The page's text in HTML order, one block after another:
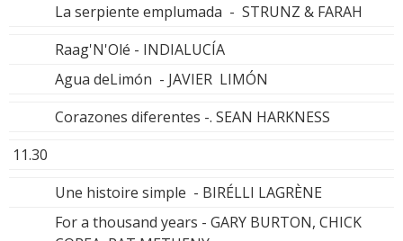
La serpiente emplumada - STRUNZ & FARAH
Raag'N'Olé - INDIALUCÍA
Agua deLimón - JAVIER LIMÓN
Corazones diferentes -. SEAN HARKNESS
11.30
Une histoire simple - BIRÉLLI LAGRÈNE
For a thousand years - GARY BURTON, CHICK